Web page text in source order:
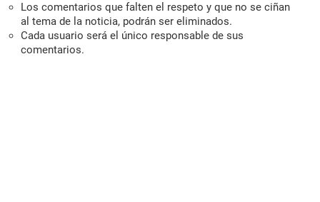
Los comentarios que falten el respeto y que no se ciñan
al tema de la noticia, podrán ser eliminados.
Cada usuario será el único responsable de sus
comentarios.